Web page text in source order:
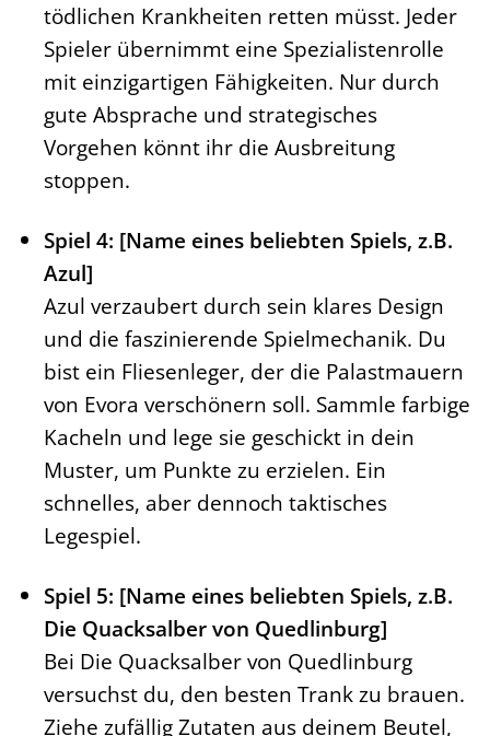
tödlichen Krankheiten retten müsst. Jeder
Spieler übernimmt eine Spezialistenrolle
mit einzigartigen Fähigkeiten. Nur durch
gute Absprache und strategisches
Vorgehen könnt ihr die Ausbreitung
stoppen.
Spiel 4: [Name eines beliebten Spiels, z.B.
Azul]
Azul verzaubert durch sein klares Design
und die faszinierende Spielmechanik. Du
bist ein Fliesenleger, der die Palastmauern
von Evora verschönern soll. Sammle farbige
Kacheln und lege sie geschickt in dein
Muster, um Punkte zu erzielen. Ein
schnelles, aber dennoch taktisches
Legespiel.
Spiel 5: [Name eines beliebten Spiels, z.B.
Die Quacksalber von Quedlinburg]
Bei Die Quacksalber von Quedlinburg
versuchst du, den besten Trank zu brauen.
Ziehe zufällig Zutaten aus deinem Beutel,